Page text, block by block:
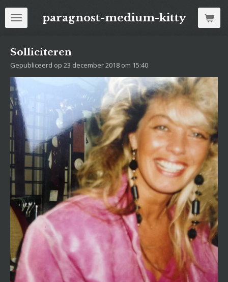
Ga
direct
hoofdinhoud
paragnost-medium-kitty
Solliciteren
Gepubliceerd op 23 december 2018 om 15:40